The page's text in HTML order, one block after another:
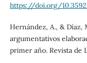
https://doi.org/
Hernández, A., & Díaz,
argumentativos
primer año. Revista de